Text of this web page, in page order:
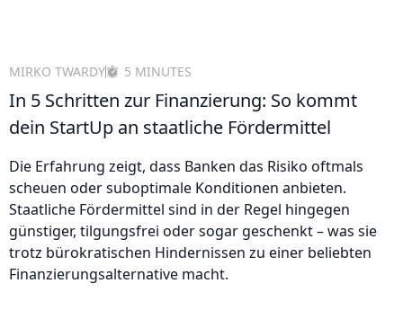
MIRKO TWARDY 5 MINUTES
In 5 Schritten zur Finanzierung: So kommt
dein StartUp an staatliche Fördermittel
Die Erfahrung zeigt, dass Banken das Risiko oftmals
scheuen oder suboptimale Konditionen anbieten.
Staatliche Fördermittel sind in der Regel hingegen
günstiger, tilgungsfrei oder sogar geschenkt – was sie
trotz bürokratischen Hindernissen zu einer beliebten
Finanzierungsalternative macht.